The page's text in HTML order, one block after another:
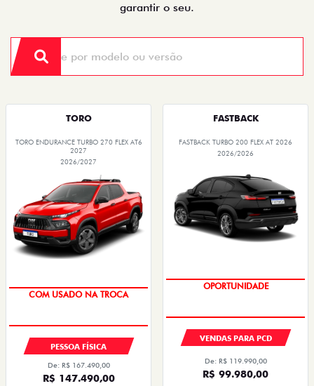
garantir o seu.
TORO
TORO ENDURANCE TURBO 270 FLEX AT6
2027
2026/2027
OPORTUNIDADE
PESSOA FÍSICA
De: R$ 167.490,00
R$ 147.490,00
FASTBACK
FASTBACK TURBO 200 FLEX AT 2026
2026/2026
OPORTUNIDADE
VENDAS PARA PCD
De: R$ 119.990,00
R$ 99.980,00